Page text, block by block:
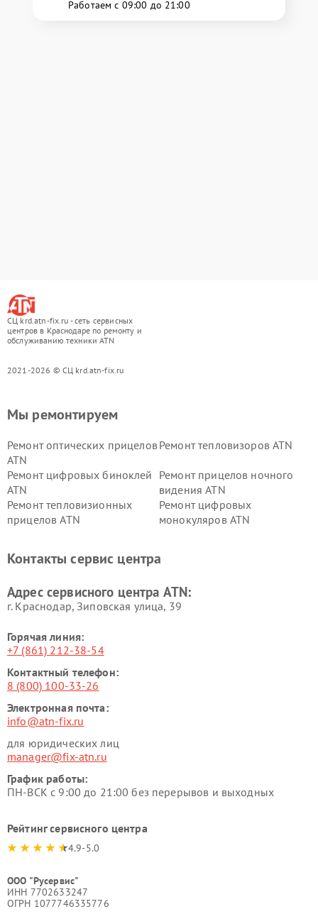
Работаем с 09:00 до 21:00
СЦ krd.atn-fix.ru - сеть сервисных
центров в Краснодаре по ремонту и
обслуживанию техники ATN
2021-2026 © СЦ krd.atn-fix.ru
Мы ремонтируем
Ремонт оптических прицелов
ATN
Ремонт тепловизоров ATN
Ремонт цифровых биноклей
ATN
Ремонт прицелов ночного
видения ATN
Ремонт тепловизионных
прицелов ATN
Ремонт цифровых
монокуляров ATN
Контакты сервис центра
Адрес сервисного центра ATN:
г. Краснодар, Зиповская улица, 39
Горячая линия:
+7 (861) 212-38-54
Контактный телефон:
8 (800) 100-33-26
Электронная почта:
info@atn-fix.ru
для юридических лиц
manager@fix-atn.ru
График работы:
ПН-ВСК с 9:00 до 21:00 без перерывов и выходных
Рейтинг сервисного центра
4.9-5.0
ООО "Русервис"
ИНН 7702633247
ОГРН 1077746335776